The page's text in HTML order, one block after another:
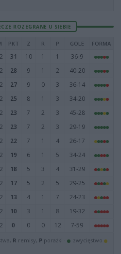
ROZEGRANE U SIEBIE
PKT Z R P GOLE FORMA
31 10 1 1
36-9
28 9 1 2
40-20
27 9 0 3
36-14
25 8 1 3
34-20
23 7 2 3
45-28
23 7 2 3
29-19
22 7 1 4
26-17
19 6 1 5
34-24
18 5 3 4
31-29
17 5 2 5
29-25
13 4 1 7
24-23
10 3 1 8
19-32
0 0 0 12 7-59
R remisy, P porażki ·
zwycięstwo